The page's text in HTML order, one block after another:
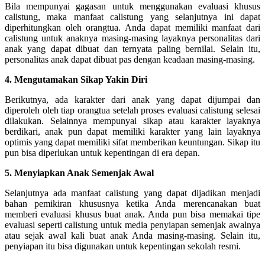
Bila mempunyai gagasan untuk menggunakan evaluasi khusus
calistung, maka manfaat calistung yang selanjutnya ini dapat
diperhitungkan oleh orangtua. Anda dapat memiliki manfaat dari
calistung untuk anaknya masing-masing layaknya personalitas dari
anak yang dapat dibuat dan ternyata paling bernilai. Selain itu,
personalitas anak dapat dibuat pas dengan keadaan masing-masing.
4. Mengutamakan Sikap Yakin Diri
Berikutnya, ada karakter dari anak yang dapat dijumpai dan
diperoleh oleh tiap orangtua setelah proses evaluasi calistung selesai
dilakukan. Selainnya mempunyai sikap atau karakter layaknya
berdikari, anak pun dapat memiliki karakter yang lain layaknya
optimis yang dapat memiliki sifat memberikan keuntungan. Sikap itu
pun bisa diperlukan untuk kepentingan di era depan.
5. Menyiapkan Anak Semenjak Awal
Selanjutnya ada manfaat calistung yang dapat dijadikan menjadi
bahan pemikiran khususnya ketika Anda merencanakan buat
memberi evaluasi khusus buat anak. Anda pun bisa memakai tipe
evaluasi seperti calistung untuk media penyiapan semenjak awalnya
atau sejak awal kali buat anak Anda masing-masing. Selain itu,
penyiapan itu bisa digunakan untuk kepentingan sekolah resmi.